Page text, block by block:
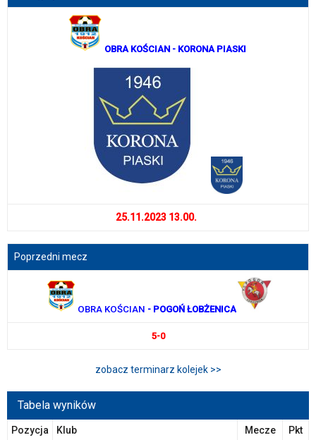
OBRA KOŚCIAN - KORONA PIASKI
25.11.2023 13.00.
Poprzedni mecz
OBRA KOŚCIAN - POGOŃ ŁOBŻENICA
5-0
zobacz terminarz kolejek >>
Tabela wyników
Pozycja Klub Mecze Pkt